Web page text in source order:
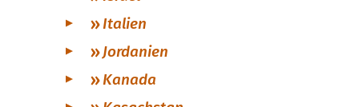
Italien
Jordanien
Kanada